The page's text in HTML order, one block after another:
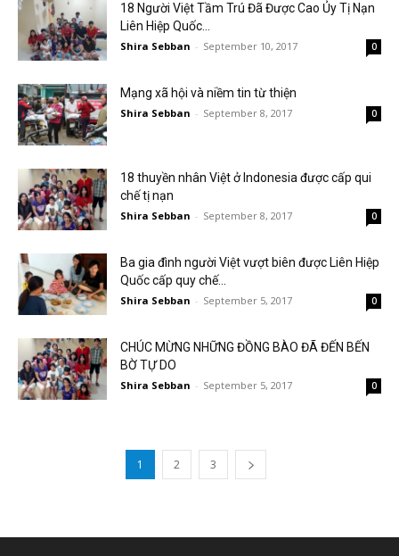
18 Người Việt Tầm Trú Đã Được Cao Ủy Tị Nạn
Liên Hiệp Quốc...
Shira Sebban - September 10, 2017 0
Mạng xã hội và niềm tin từ thiện
Shira Sebban - September 8, 2017 0
18 thuyền nhân Việt ở Indonesia được cấp qui
chế tị nạn
Shira Sebban - September 8, 2017 0
Ba gia đình người Việt vượt biên được Liên Hiệp
Quốc cấp quy chế...
Shira Sebban - September 5, 2017 0
CHÚC MỪNG NHỮNG ĐỒNG BÀO ĐÃ ĐẾN BẾN
BỜ TỰ DO
Shira Sebban - September 5, 2017 0
1 2 3